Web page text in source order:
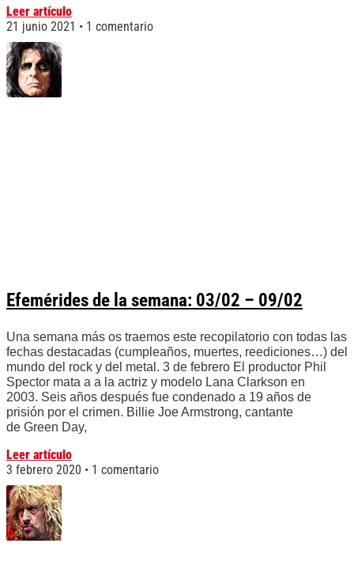
Leer artículo
21 junio 2021
1 comentario
Efemérides de la semana: 03/02 – 09/02
Una semana más os traemos este recopilatorio con todas las
fechas destacadas (cumpleaños, muertes, reediciones…) del
mundo del rock y del metal. 3 de febrero El productor Phil
Spector mata a a la actriz y modelo Lana Clarkson en
2003. Seis años después fue condenado a 19 años de
prisión por el crimen. Billie Joe Armstrong, cantante
de Green Day,
Leer artículo
3 febrero 2020
1 comentario